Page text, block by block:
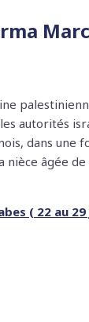
autorités
dans une
âgée
( 22 au